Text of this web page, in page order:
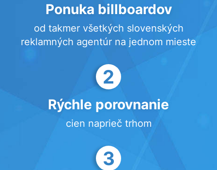
Ponuka billboardov
od takmer všetkých slovenských
reklamných agentúr na jednom mieste
2
Rýchle porovnanie
cien naprieč trhom
3